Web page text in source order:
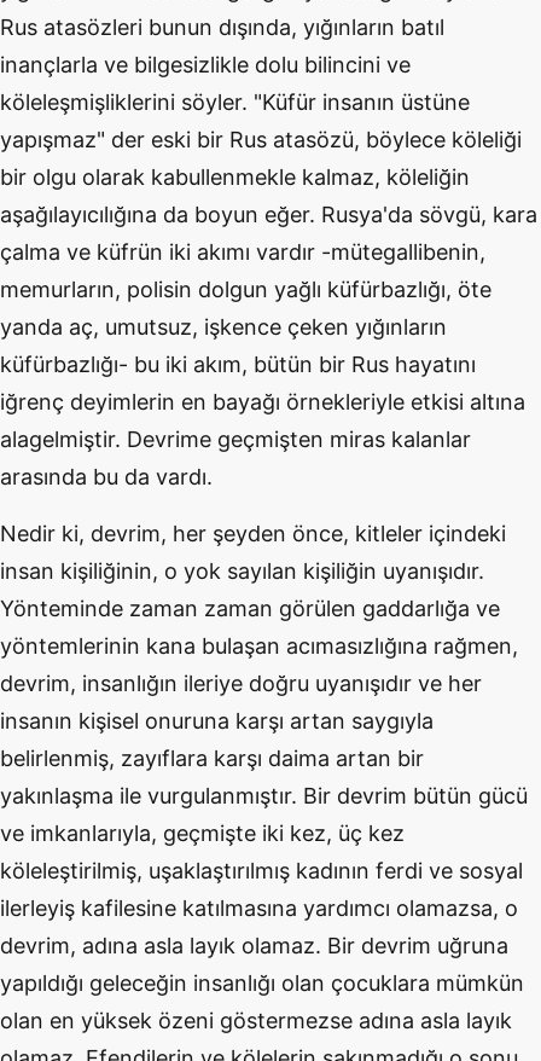
Rus atasözleri bunun dışında, yığınların batıl
inançlarla ve bilgesizlikle dolu bilincini ve
köleleşmişliklerini söyler. "Küfür insanın üstüne
yapışmaz" der eski bir Rus atasözü, böylece köleliği
bir olgu olarak kabullenmekle kalmaz, köleliğin
aşağılayıcılığına da boyun eğer. Rusya'da sövgü, kara
çalma ve küfrün iki akımı vardır -mütegallibenin,
memurların, polisin dolgun yağlı küfürbazlığı, öte
yanda aç, umutsuz, işkence çeken yığınların
küfürbazlığı- bu iki akım, bütün bir Rus hayatını
iğrenç deyimlerin en bayağı örnekleriyle etkisi altına
alagelmiştir. Devrime geçmişten miras kalanlar
arasında bu da vardı.
Nedir ki, devrim, her şeyden önce, kitleler içindeki
insan kişiliğinin, o yok sayılan kişiliğin uyanışıdır.
Yönteminde zaman zaman görülen gaddarlığa ve
yöntemlerinin kana bulaşan acımasızlığına rağmen,
devrim, insanlığın ileriye doğru uyanışıdır ve her
insanın kişisel onuruna karşı artan saygıyla
belirlenmiş, zayıflara karşı daima artan bir
yakınlaşma ile vurgulanmıştır. Bir devrim bütün gücü
ve imkanlarıyla, geçmişte iki kez, üç kez
köleleştirilmiş, uşaklaştırılmış kadının ferdi ve sosyal
ilerleyiş kafilesine katılmasına yardımcı olamazsa, o
devrim, adına asla layık olamaz. Bir devrim uğruna
yapıldığı geleceğin insanlığı olan çocuklara mümkün
olan en yüksek özeni göstermezse adına asla layık